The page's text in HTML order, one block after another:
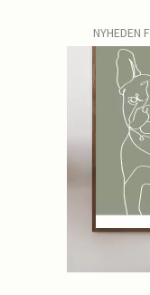
NYHEDEN